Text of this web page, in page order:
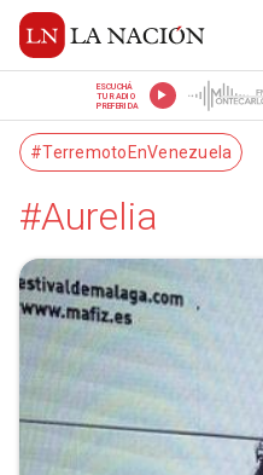
ESCUCHÁ
TU RADIO
PREFERIDA
#TerremotoEnVenezuela
#Aurelia